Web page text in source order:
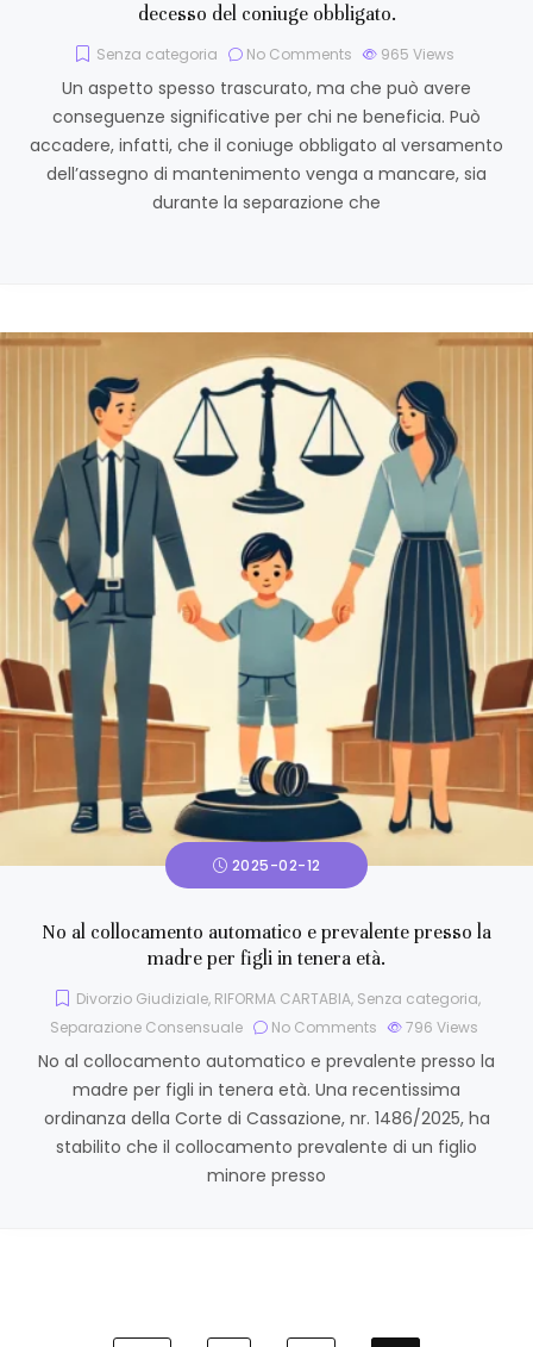
decesso del coniuge obbligato.
Senza categoria No Comments 965 Views
Un aspetto spesso trascurato, ma che può avere
conseguenze significative per chi ne beneficia. Può
accadere, infatti, che il coniuge obbligato al versamento
dell’assegno di mantenimento venga a mancare, sia
durante la separazione che
2025-02-12
No al collocamento automatico e prevalente presso la
madre per figli in tenera età.
Divorzio Giudiziale, RIFORMA CARTABIA, Senza categoria,
Separazione Consensuale
No Comments 796 Views
No al collocamento automatico e prevalente presso la
madre per figli in tenera età. Una recentissima
ordinanza della Corte di Cassazione, nr. 1486/2025, ha
stabilito che il collocamento prevalente di un figlio
minore presso